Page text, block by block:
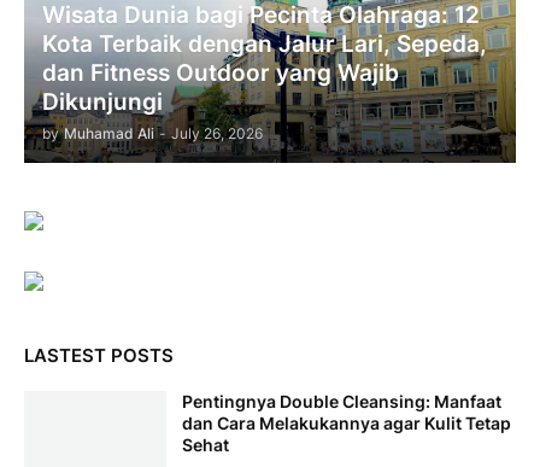
Wisata Dunia bagi Pecinta Olahraga: 12
Kota Terbaik dengan Jalur Lari, Sepeda,
dan Fitness Outdoor yang Wajib
Dikunjungi
by Muhamad Ali - July 26, 2026
LASTEST POSTS
Pentingnya Double Cleansing: Manfaat
dan Cara Melakukannya agar Kulit Tetap
Sehat